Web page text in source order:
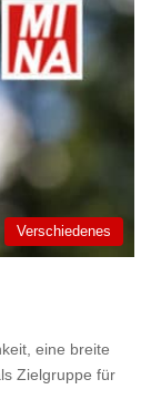
Verschiedenes
eine breite
Zielgruppe für